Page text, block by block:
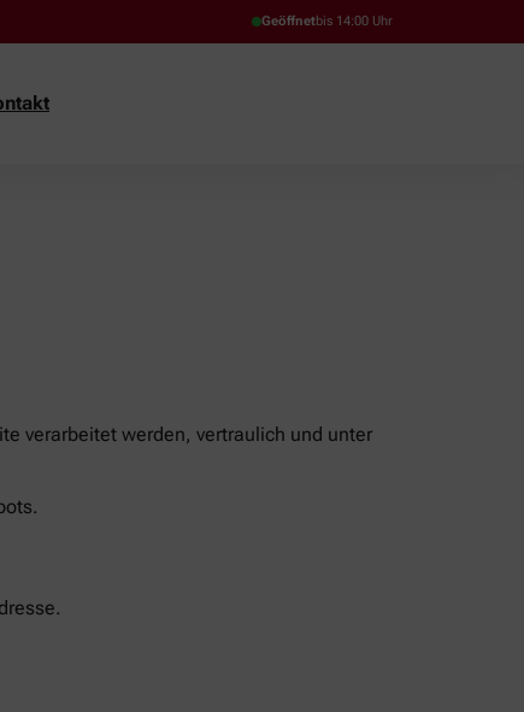
Geöffnetbis 14:00 Uhr
verarbeitet werden, vertraulich und unter